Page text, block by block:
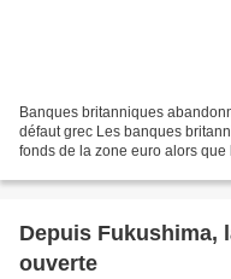
Banques britanniques
défaut grec Les banques
fonds de la zone euro alors
Depuis Fukushima,
ouverte